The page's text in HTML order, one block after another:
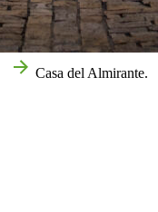
Casa del Almirante.